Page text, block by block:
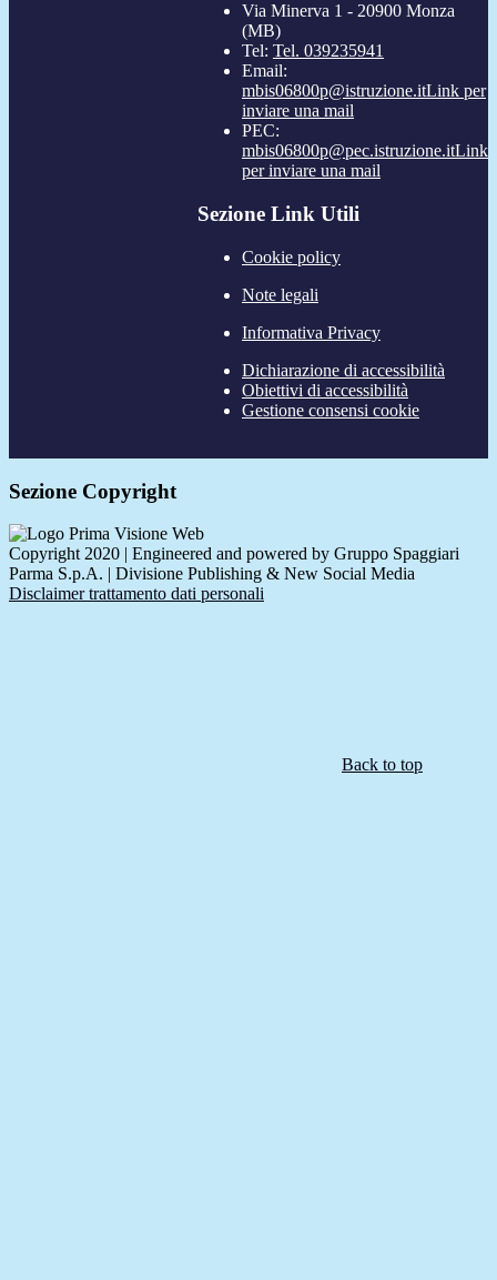
Via Minerva 1 - 20900 Monza
(MB)
Tel: Tel. 039235941
Email:
mbis06800p@istruzione.itLink per
inviare una mail
PEC:
mbis06800p@pec.istruzione.itLink
per inviare una mail
Sezione Link Utili
Cookie policy
Note legali
Informativa Privacy
Dichiarazione di accessibilità
Obiettivi di accessibilità
Gestione consensi cookie
Sezione Copyright
Copyright 2020 | Engineered and powered by Gruppo Spaggiari
Parma S.p.A. | Divisione Publishing & New Social Media
Disclaimer trattamento dati personali
Back to top